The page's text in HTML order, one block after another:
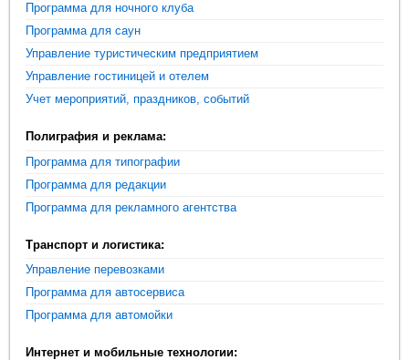
Программа для ночного клуба
Программа для саун
Управление туристическим предприятием
Управление гостиницей и отелем
Учет мероприятий, праздников, событий
Полиграфия и реклама:
Программа для типографии
Программа для редакции
Программа для рекламного агентства
Транспорт и логистика:
Управление перевозками
Программа для автосервиса
Программа для автомойки
Интернет и мобильные технологии: